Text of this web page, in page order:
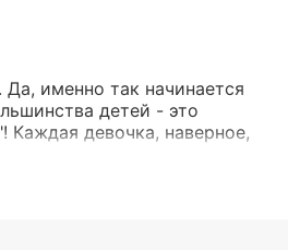
именно так начинается
детей - это
Каждая девочка, наверное,
леди в пятнистом костюме,
сильной, ловкой и умной!
подходят под